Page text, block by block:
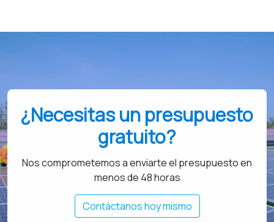
¿Necesitas un presupuesto
gratuito?
Nos comprometemos a enviarte el presupuesto en
menos de 48 horas
Contáctanos hoy mismo